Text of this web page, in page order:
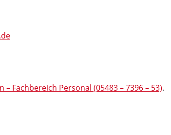
– Fachbereich Personal (05483 – 7396 – 53).